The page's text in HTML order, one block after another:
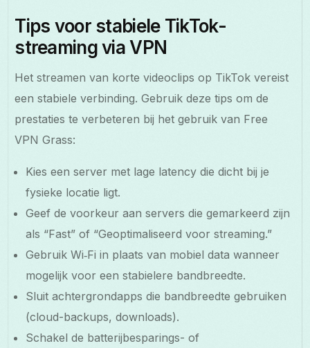
Tips voor stabiele TikTok-
streaming via VPN
Het streamen van korte videoclips op TikTok vereist
een stabiele verbinding. Gebruik deze tips om de
prestaties te verbeteren bij het gebruik van Free
VPN Grass:
Kies een server met lage latency die dicht bij je
fysieke locatie ligt.
Geef de voorkeur aan servers die gemarkeerd zijn
als “Fast” of “Geoptimaliseerd voor streaming.”
Gebruik Wi‑Fi in plaats van mobiel data wanneer
mogelijk voor een stabielere bandbreedte.
Sluit achtergrondapps die bandbreedte gebruiken
(cloud-backups, downloads).
Schakel de batterijbesparings- of